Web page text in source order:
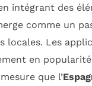
intégrant des
comme un
locales. Les
en
que l’